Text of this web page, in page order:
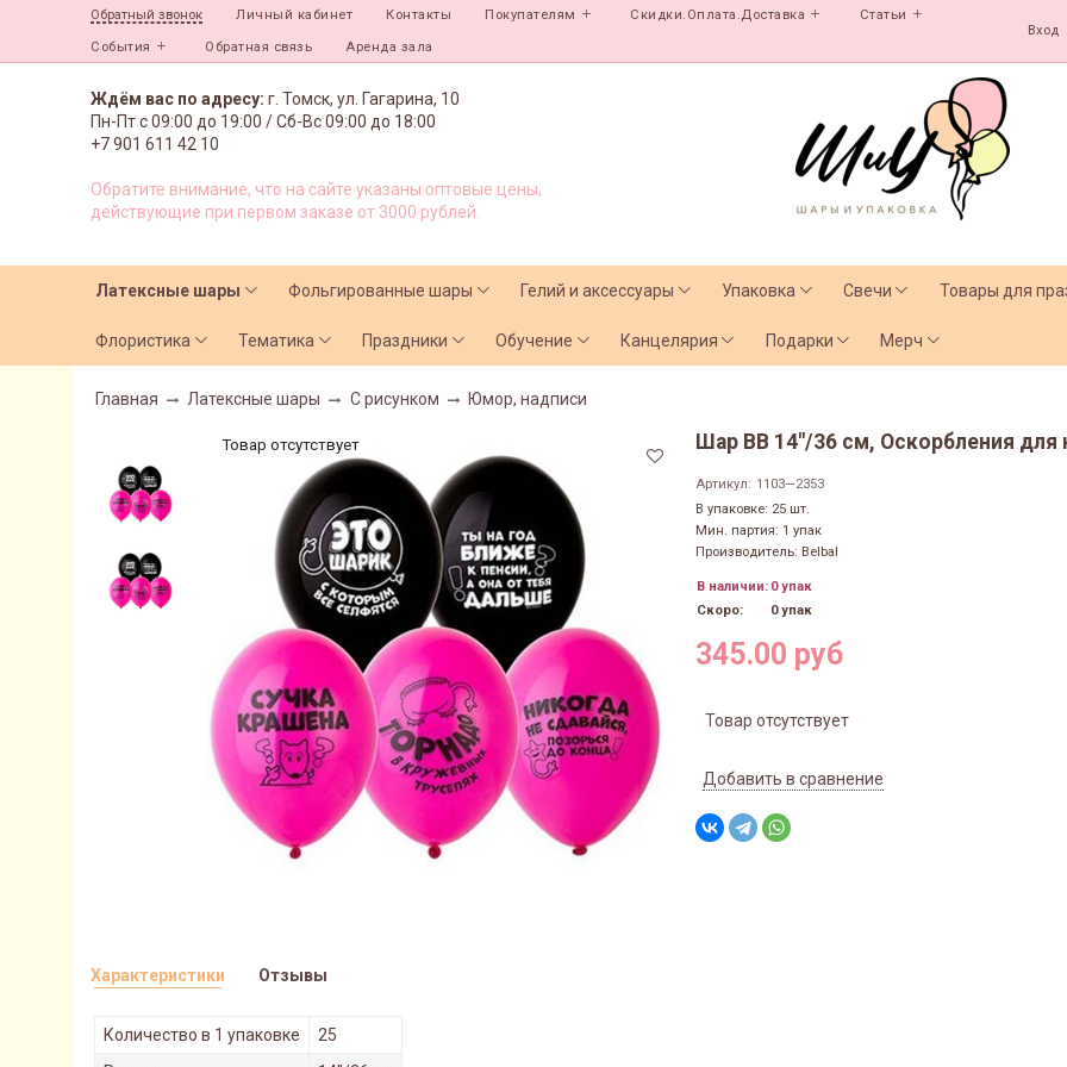
Обратный звонок Личный кабинет Контакты Покупателям Скидки.Оплата.Доставка Статьи
События Обратная связь Аренда зала
Вход
Ждём вас по адресу: г. Томск, ул. Гагарина, 10
Пн-Пт с09:00 до 19:00 /Сб-Вс 09:00 до 18:00
+7 901 611 42 10
Обратите внимание, что на сайте указаны оптовые цены,
действующие при первом заказе от 3000 рублей.
Латексные шары Фольгированные шары Гелий и аксессуары Упаковка Свечи Товары для
Флористика Тематика Праздники Обучение Канцелярия Подарки Мерч
Главная Латексные шары С рисунком Юмор, надписи
Товар отсутствует Шар ВВ 14"/36 см, Оскорбления для
Артикул: 1103—2353
В упаковке: 25 шт.
Мин. партия: 1 упак
Производитель: Belbal
В наличии: 0 упак
Скоро:
0 упак
345.00 руб
Товар отсутствует
Добавить в сравнение
Характеристики
Количество в 1 упаковке
25
Отзывы